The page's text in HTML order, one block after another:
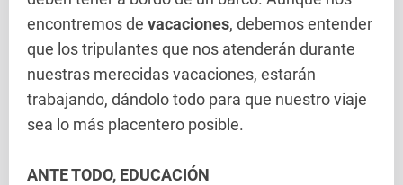
encontremos de vacaciones, debemos entender
que los tripulantes que nos atenderán durante
nuestras merecidas vacaciones, estarán
trabajando, dándolo todo para que nuestro viaje
sea lo más placentero posible.
ANTE TODO, EDUCACIÓN